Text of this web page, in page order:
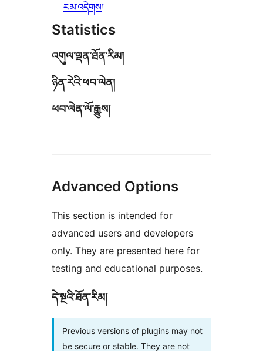
རམ་འདེགས།
Statistics
འགུལ་ལྡན་ཐོན་རིམ།
ཉིན་རེའི་ཕབ་ལེན།
ཕབ་ལེན་ལོ་རྒྱུས།
Advanced Options
This section is intended for
advanced users and developers
only. They are presented here for
testing and educational purposes.
དེ་སྔའི་ཐོན་རིམ།
Previous versions of plugins may not
be secure or stable. They are not